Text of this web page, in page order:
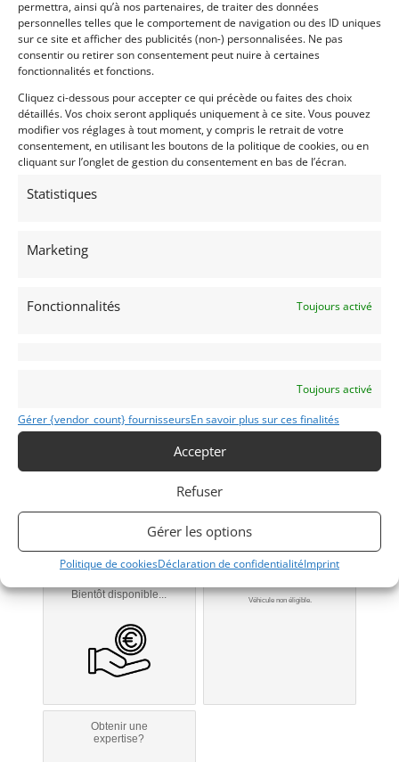
permettra, ainsi qu’à nos partenaires, de traiter des données
personnelles telles que le comportement de navigation ou des ID uniques
sur ce site et afficher des publicités (non-) personnalisées. Ne pas
consentir ou retirer son consentement peut nuire à certaines
fonctionnalités et fonctions.
Cliquez ci-dessous pour accepter ce qui précède ou faites des choix
détaillés. Vos choix seront appliqués uniquement à ce site. Vous pouvez
modifier vos réglages à tout moment, y compris le retrait de votre
consentement, en utilisant les boutons de la politique de cookies, ou en
cliquant sur l’onglet de gestion du consentement en bas de l’écran.
Statistiques
Marketing
Fonctionnalités Toujours activé
Toujours activé
Gérer {vendor_count} fournisseursEn savoir plus sur ces finalités
Accepter
Refuser
Gérer les options
Politique de cookiesDéclaration de confidentialitéImprint
Passeport ASN Numéro Extrait
Voir les 16 annonces despringbok
Publié: 15 mai 2017 (il y a 9 ans)
AUTO
Grand Tourisme [GT]
ISERNHAGEN
Modifier mon annonce
Obtenir un
Bientôt disponible...
Obtenir un tarif
Véhicule non éligible.
Obtenir une
expertise?